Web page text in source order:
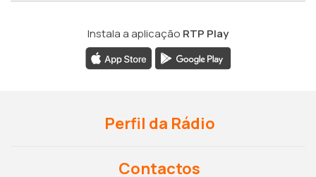
Instala a aplicação RTP Play
Perfil da Rádio
Contactos